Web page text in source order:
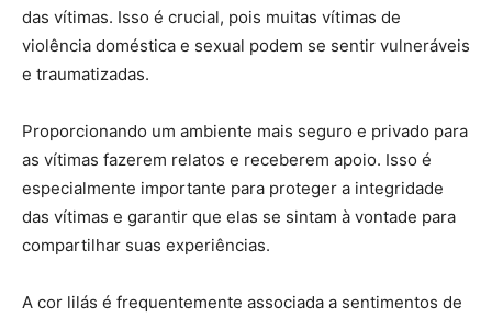
das vítimas. Isso é crucial, pois muitas vítimas de
violência doméstica e sexual podem se sentir vulneráveis
e traumatizadas.
Proporcionando um ambiente mais seguro e privado para
as vítimas fazerem relatos e receberem apoio. Isso é
especialmente importante para proteger a integridade
das vítimas e garantir que elas se sintam à vontade para
compartilhar suas experiências.
A cor lilás é frequentemente associada a sentimentos de